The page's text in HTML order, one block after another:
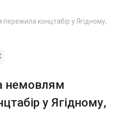
концтабір у Ягідному,
немовлям
у Ягідному,